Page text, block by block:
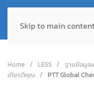
Skip to main
Home LESS ฐานข้อมูล
เกียรติคุณ
PTT Global